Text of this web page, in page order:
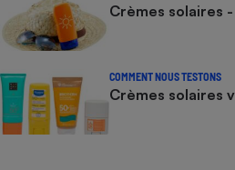
Crèmes solaires
COMMENT NOUS TESTONS
Crèmes solaires